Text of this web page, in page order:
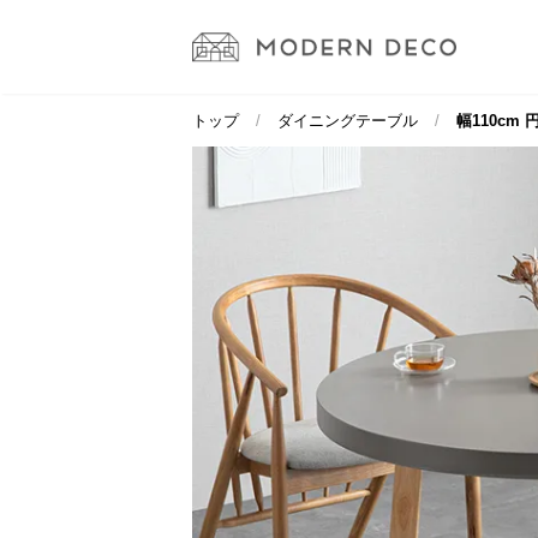
トップ ダイニングテーブル 幅110cm